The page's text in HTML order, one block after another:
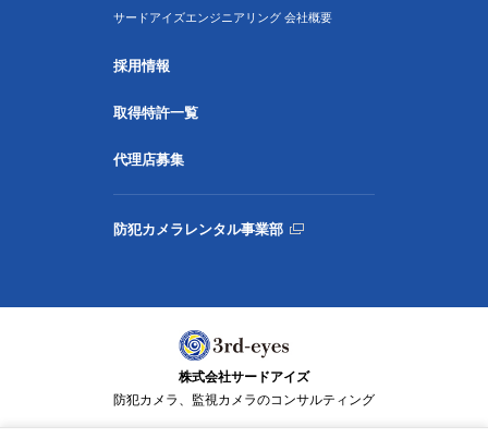
サードアイズエンジニアリング 会社概要
採用情報
取得特許一覧
代理店募集
防犯カメラレンタル事業部
株式会社サードアイズ
防犯カメラ、監視カメラのコンサルティング